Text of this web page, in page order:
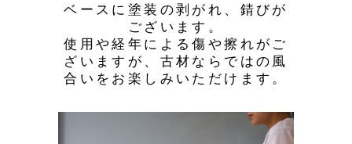
ベースに塗装の剥がれ、錆びが
ございます。
使用や経年による傷や擦れがご
ざいますが、古材ならではの風
合いをお楽しみいただけます。